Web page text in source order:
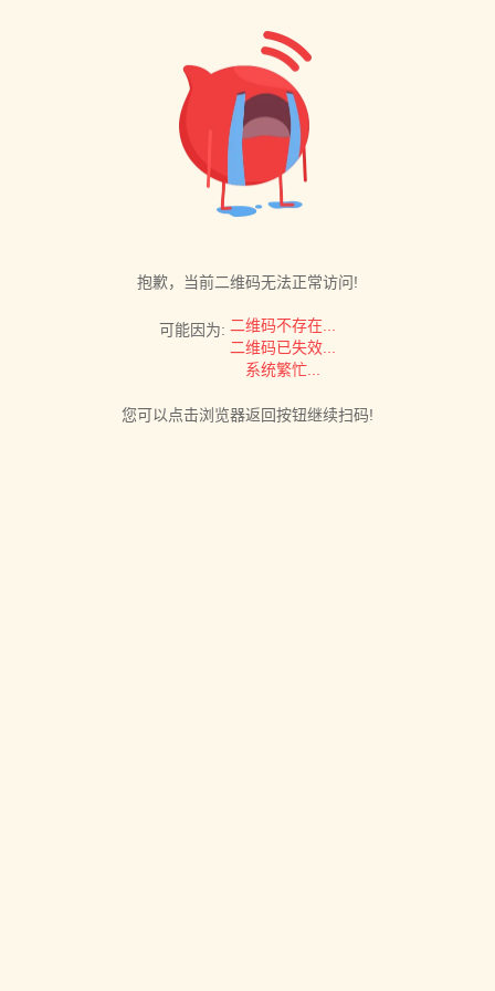
抱歉，当前二维码无法正常访问!
可能因为: 二维码不存在...
二维码已失效...
系统繁忙...
您可以点击浏览器返回按钮继续扫码!